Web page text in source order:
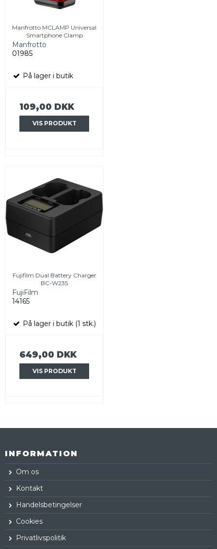
Manfrotto MCLAMP Universal
Smartphone Clamp
Manfrotto
01985
På lager i butik
109,00 DKK
VIS PRODUKT
Fujifilm Dual Battery Charger
BC-W235
FujiFilm
14165
På lager i butik (1 stk.)
649,00 DKK
VIS PRODUKT
INFORMATION
Om os
Kontakt
Handelsbetingelser
Cookies
Privatlivspolitik